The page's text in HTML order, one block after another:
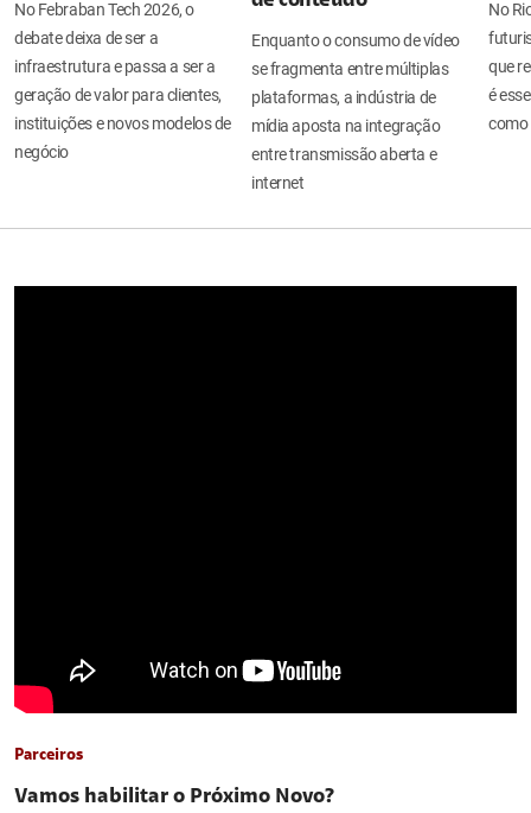
No Febraban Tech 2026, o
debate deixa de ser a
infraestrutura e passa a ser a
geração de valor para clientes,
instituições e novos modelos de
negócio
Enquanto o consumo de vídeo
se fragmenta entre múltiplas
plataformas, a indústria de
mídia aposta na integração
entre transmissão aberta e
internet
No
que
é
como
Parceiros
Vamos habilitar o Próximo Novo?